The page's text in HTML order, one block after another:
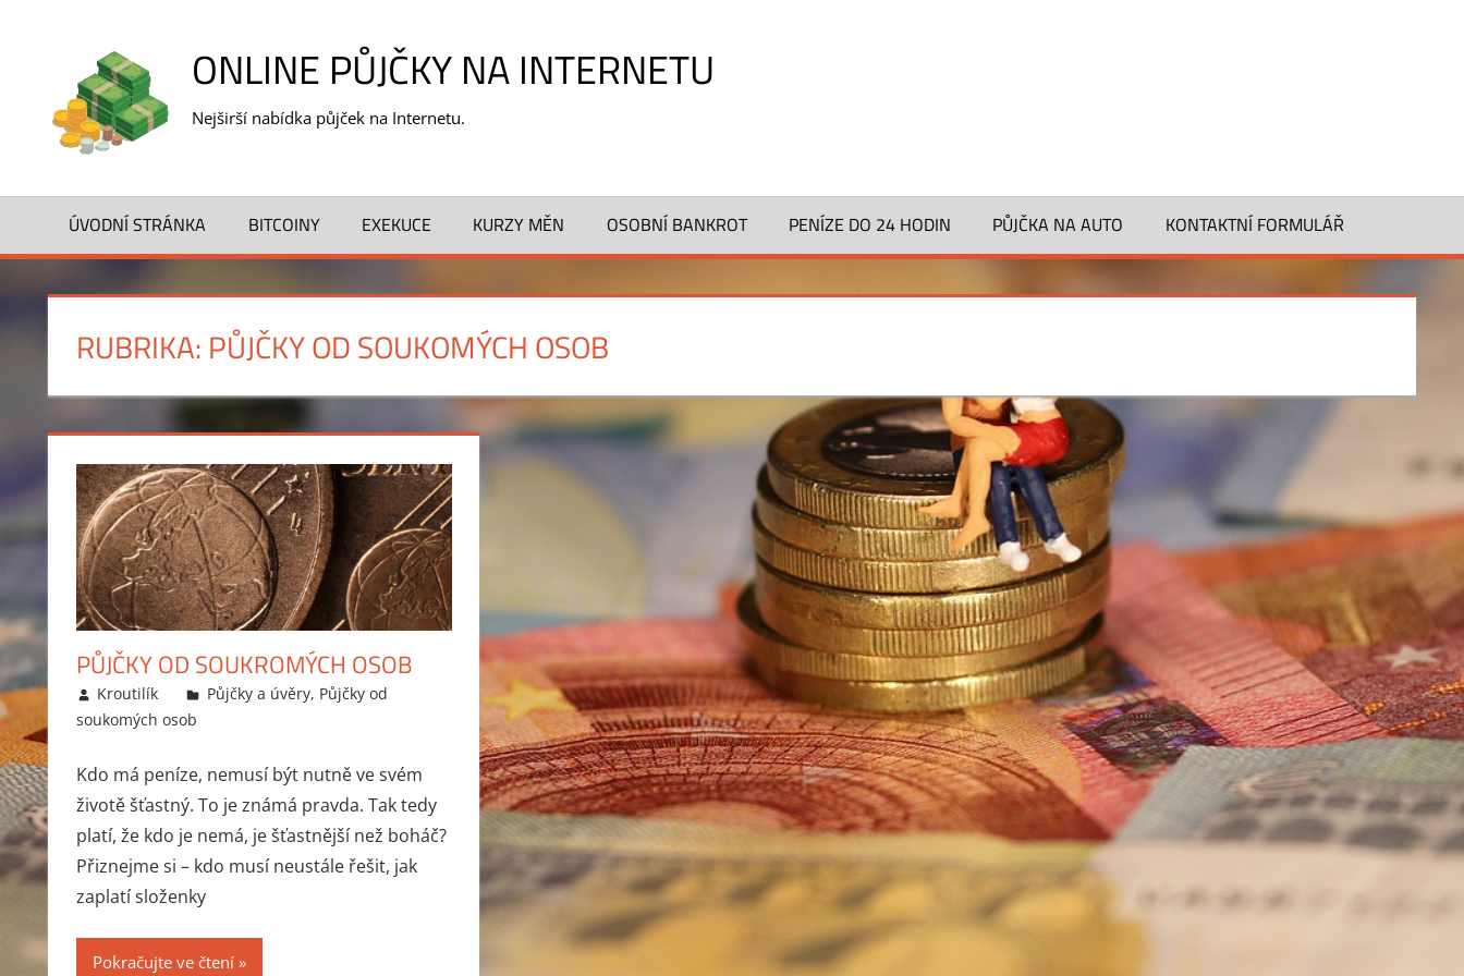
ONLINE PŮJČKY NA INTERNETU
Nejširší nabídka půjček na Internetu.
ÚVODNÍ STRÁNKA BITCOINY EXEKUCE KURZY MĚN OSOBNÍ BANKROT PENÍZE DO 24 HODIN PŮJČKA NA AUTO KONTAKTNÍ FORMULÁŘ
RUBRIKA: PŮJČKY OD SOUKOMÝCH OSOB
PŮJČKY OD SOUKROMÝCH OSOB
3.5.2014
Kroutilík Půjčky a úvěry, Půjčky od
soukomých osob
Kdo má peníze, nemusí být nutně ve svém
životě šťastný. To je známá pravda. Tak tedy
platí, že kdo je nemá, je šťastnější než boháč?
Přiznejme si – kdo musí neustále řešit, jak
zaplatí složenky
Pokračujte ve čtení